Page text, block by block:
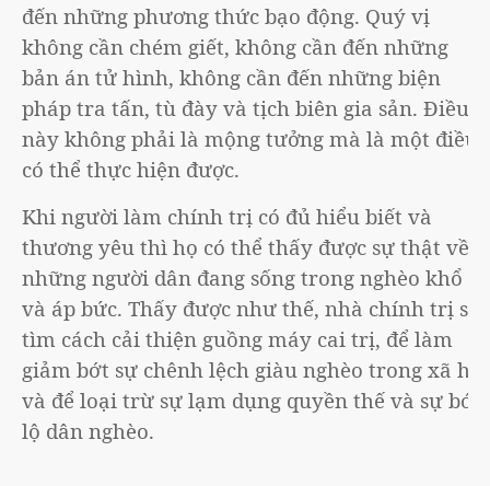
đến những phương thức bạo động. Quý vị
không cần chém giết, không cần đến những
bản án tử hình, không cần đến những biện
pháp tra tấn, tù đày và tịch biên gia sản. Điều
này không phải là mộng tưởng mà là một điều
có thể thực hiện được.
Khi người làm chính trị có đủ hiểu biết và
thương yêu thì họ có thể thấy được sự thật về
những người dân đang sống trong nghèo khổ
và áp bức. Thấy được như thế, nhà chính trị sẽ
tìm cách cải thiện guồng máy cai trị, để làm
giảm bớt sự chênh lệch giàu nghèo trong xã hội
và để loại trừ sự lạm dụng quyền thế và sự bóc
lộ dân nghèo.